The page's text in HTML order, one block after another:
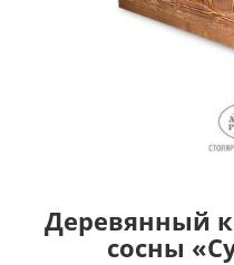
Деревянный
сосны